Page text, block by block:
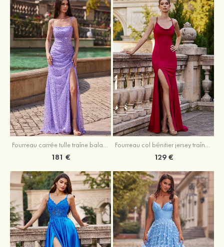
181 €
Fourreau col bénitier jersey traîne balayage robe de bal
129 €